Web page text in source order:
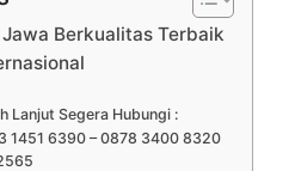
Berkualitas Terbaik
Lanjut Segera Hubungi :
1451 6390 – 0878 3400 8320